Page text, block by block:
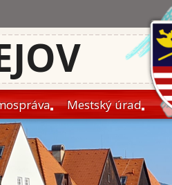
Mestský úrad